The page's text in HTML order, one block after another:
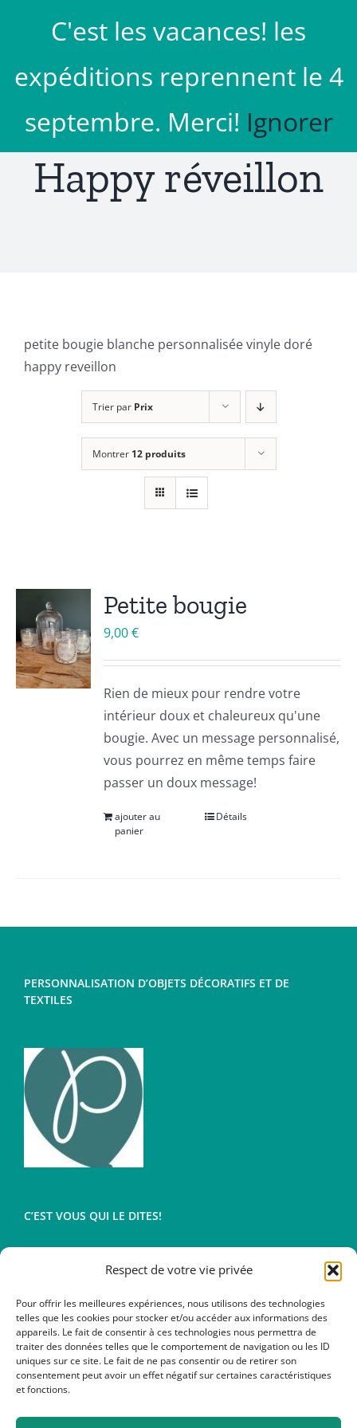
Respect de votre vie privée
Pour offrir les meilleures expériences, nous utilisons des technologies
telles que les cookies pour stocker et/ou accéder aux informations des
appareils. Le fait de consentir à ces technologies nous permettra de
traiter des données telles que le comportement de navigation ou les ID
uniques sur ce site. Le fait de ne pas consentir ou de retirer son
consentement peut avoir un effet négatif sur certaines caractéristiques
et fonctions.
C'est les vacances! les
expéditions reprennent le 4
septembre. Merci! Ignorer
Happy réveillon
petite bougie blanche personnalisée vinyle doré
happy reveillon
Trier par Prix
Montrer 12 produits
Petite bougie
9,00€
Rien de mieux pour rendre votre
intérieur doux et chaleureux qu'une
bougie. Avec un message personnalisé,
vous pourrez en même temps faire
passer un doux message!
ajouter au
panier
Détails
PERSONNALISATION D’OBJETS DÉCORATIFS ET DE
TEXTILES
C’EST VOUS QUI LE DITES!
Conditions générales de vente
Mentions légales